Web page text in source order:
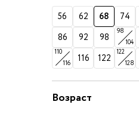
56 62 68 74
86
92 98
98
104
110
116
116 122
122
128
Возраст